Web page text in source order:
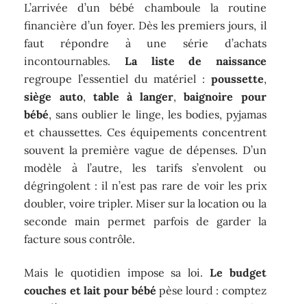
L’arrivée d’un bébé chamboule la routine
financière d’un foyer. Dès les premiers jours, il
faut répondre à une série d’achats
incontournables. La liste de naissance
regroupe l’essentiel du matériel : poussette,
siège auto, table à langer,baignoire pour
bébé, sans oublier le linge, les bodies, pyjamas
et chaussettes. Ces équipements concentrent
souvent la première vague de dépenses. D’un
modèle à l’autre, les tarifs s’envolent ou
dégringolent : il n’est pas rare de voir les prix
doubler, voire tripler. Miser sur la location ou la
seconde main permet parfois de garder la
facture sous contrôle.
Mais le quotidien impose sa loi. Le budget
couches et lait pour bébé pèse lourd : comptez